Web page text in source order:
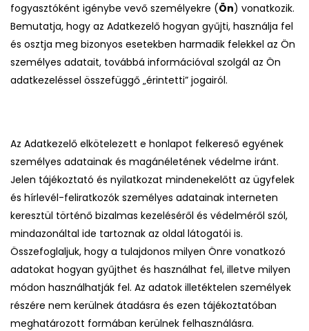
fogyasztóként igénybe vevő személyekre (Ön) vonatkozik.
Bemutatja, hogy az Adatkezelő hogyan gyűjti, használja fel
és osztja meg bizonyos esetekben harmadik felekkel az Ön
személyes adatait, továbbá információval szolgál az Ön
adatkezeléssel összefüggő „érintetti” jogairól.
Az Adatkezelő elkötelezett e honlapot felkereső egyének
személyes adatainak és magánéletének védelme iránt.
Jelen tájékoztató és nyilatkozat mindenekelőtt az ügyfelek
és hírlevél-feliratkozók személyes adatainak interneten
keresztül történő bizalmas kezeléséről és védelméről szól,
mindazonáltal ide tartoznak az oldal látogatói is.
Összefoglaljuk, hogy a tulajdonos milyen Önre vonatkozó
adatokat hogyan gyűjthet és használhat fel, illetve milyen
módon használhatják fel. Az adatok illetéktelen személyek
részére nem kerülnek átadásra és ezen tájékoztatóban
meghatározott formában kerülnek felhasználásra.